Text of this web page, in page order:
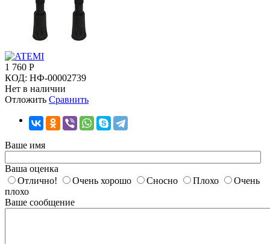
1 760 Р
КОД: НФ-00002739
Нет в наличии
Отложить Сравнить
Ваше имя
Ваша оценка
Отлично!
Очень хорошо Сносно Плохо
Очень
плохо
Ваше сообщение